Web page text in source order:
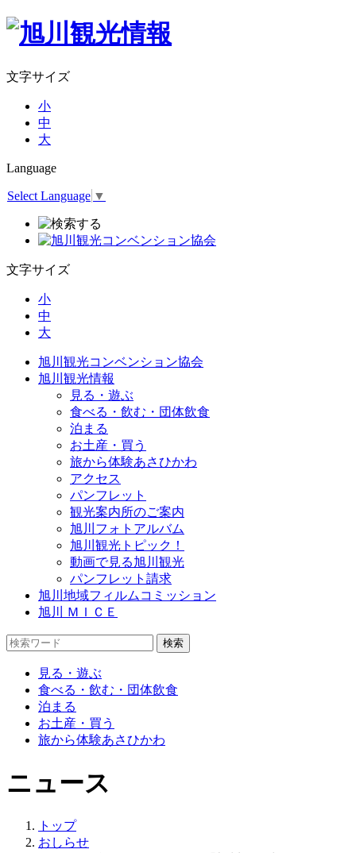
文字サイズ
小
中
大
Language
Select Language ▼
文字サイズ
小
中
大
旭川観光コンベンション協会
旭川観光情報
見る・遊ぶ
食べる・飲む・団体飲食
泊まる
お土産・買う
旅から体験あさひかわ
アクセス
パンフレット
観光案内所のご案内
旭川フォトアルバム
旭川観光トピック！
動画で見る旭川観光
パンフレット請求
旭川地域フィルムコミッション
旭川 ＭＩＣＥ
見る・遊ぶ
食べる・飲む・団体飲食
泊まる
お土産・買う
旅から体験あさひかわ
ニュース
トップ
おしらせ